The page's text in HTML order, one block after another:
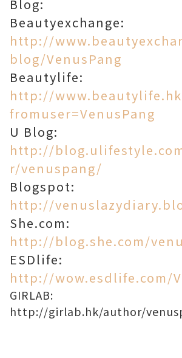
Blog:
Beautyexchange:
http://
blog/VenusPang
Beautylife:
http://
fromuser=VenusPang
U Blog:
http://
r/venuspang/
Blogspot:
http://
She.com:
http://blog.she.com/
ESDlife:
http://wow.esdlife.com/
GIRLAB:
http://girlab.hk/author/